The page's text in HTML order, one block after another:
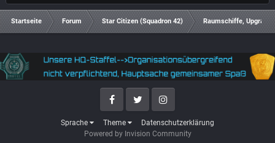
Startseite Forum Star Citizen (Squadron 42) Raumschiffe,
Sprache Theme Datenschutzerklärung
FacebookTwitter Instagram
Powered by Invision Community